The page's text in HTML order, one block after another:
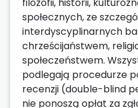
filozofii, historii,
społecznych, ze
interdyscyplinarnych
chrześcijaństwem,
społeczeństwem.
podlegają procedurze
recenzji (double-blind
nie ponoszą opłat za